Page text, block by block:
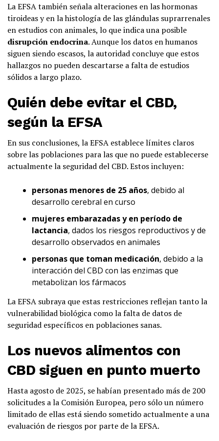
La EFSA también señala alteraciones en las hormonas
tiroideas y en la histología de las glándulas suprarrenales
en estudios con animales, lo que indica una posible
disrupción endocrina. Aunque los datos en humanos
siguen siendo escasos, la autoridad concluye que estos
hallazgos no pueden descartarse a falta de estudios
sólidos a largo plazo.
Quién debe evitar el CBD,
según la EFSA
En sus conclusiones, la EFSA establece límites claros
sobre las poblaciones para las que no puede establecerse
actualmente la seguridad del CBD. Estos incluyen:
personas menores de 25 años, debido al
desarrollo cerebral en curso
mujeres embarazadas y en período de
lactancia, dados los riesgos reproductivos y de
desarrollo observados en animales
personas que toman medicación, debido a la
interacción del CBD con las enzimas que
metabolizan los fármacos
La EFSA subraya que estas restricciones reflejan tanto la
vulnerabilidad biológica como la falta de datos de
seguridad específicos en poblaciones sanas.
Los nuevos alimentos con
CBD siguen en punto muerto
Hasta agosto de 2025, se habían presentado más de 200
solicitudes a la Comisión Europea, pero sólo un número
limitado de ellas está siendo sometido actualmente a una
evaluación de riesgos por parte de la EFSA.